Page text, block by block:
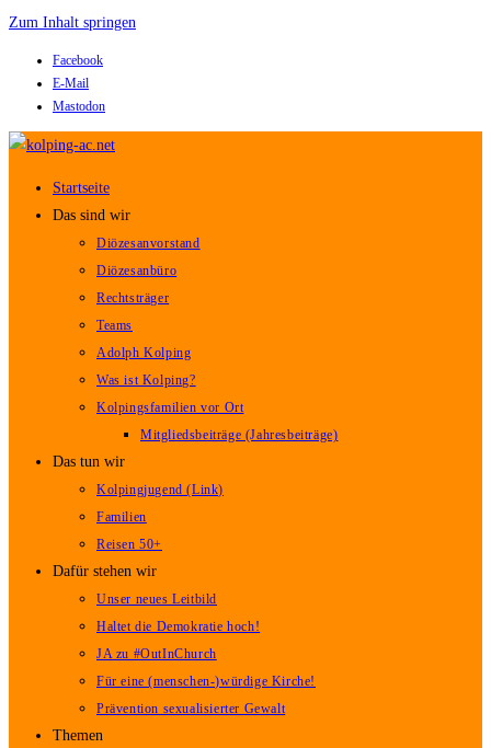
Zum Inhalt springen
Facebook
E-Mail
Mastodon
Startseite
Das sind wir
Diözesanvorstand
Diözesanbüro
Rechtsträger
Teams
Adolph Kolping
Was ist Kolping?
Kolpingsfamilien vor Ort
Mitgliedsbeiträge (Jahresbeiträge)
Das tun wir
Kolpingjugend (Link)
Familien
Reisen 50+
Dafür stehen wir
Unser neues Leitbild
Haltet die Demokratie hoch!
JA zu #OutInChurch
Für eine (menschen-)würdige Kirche!
Prävention sexualisierter Gewalt
Themen